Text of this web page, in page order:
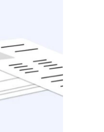
تتبع
قم بتتبع طلبات استرداد